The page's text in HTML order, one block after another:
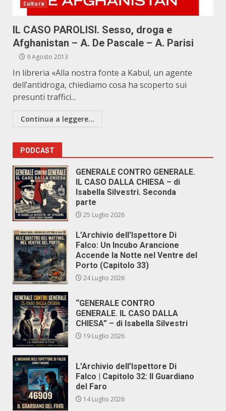
Cultura
IL CASO PAROLISI. Sesso, droga e
Afghanistan – A. De Pascale – A. Parisi
9 Agosto 2013
In libreria «Alla nostra fonte a Kabul, un agente
dell’antidroga, chiediamo cosa ha scoperto sui
presunti traffici...
Continua a leggere...
PODCAST
GENERALE CONTRO GENERALE.
IL CASO DALLA CHIESA – di
Isabella Silvestri. Seconda
parte
25 Luglio 2026
L’Archivio dell’Ispettore Di
Falco: Un Incubo Arancione
Accende la Notte nel Ventre del
Porto (Capitolo 33)
24 Luglio 2026
“GENERALE CONTRO
GENERALE. IL CASO DALLA
CHIESA” – di Isabella Silvestri
19 Luglio 2026
L’Archivio dell’Ispettore Di
Falco | Capitolo 32: Il Guardiano
del Faro
14 Luglio 2026